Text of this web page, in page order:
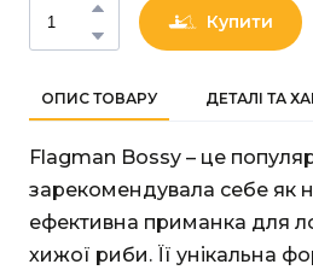
Купити
ОПИС ТОВАРУ ДЕТАЛІ ТА
Flagman Bossy – це
зарекомендувала себе як
ефективна приманка для
хижої риби. Її унікальна